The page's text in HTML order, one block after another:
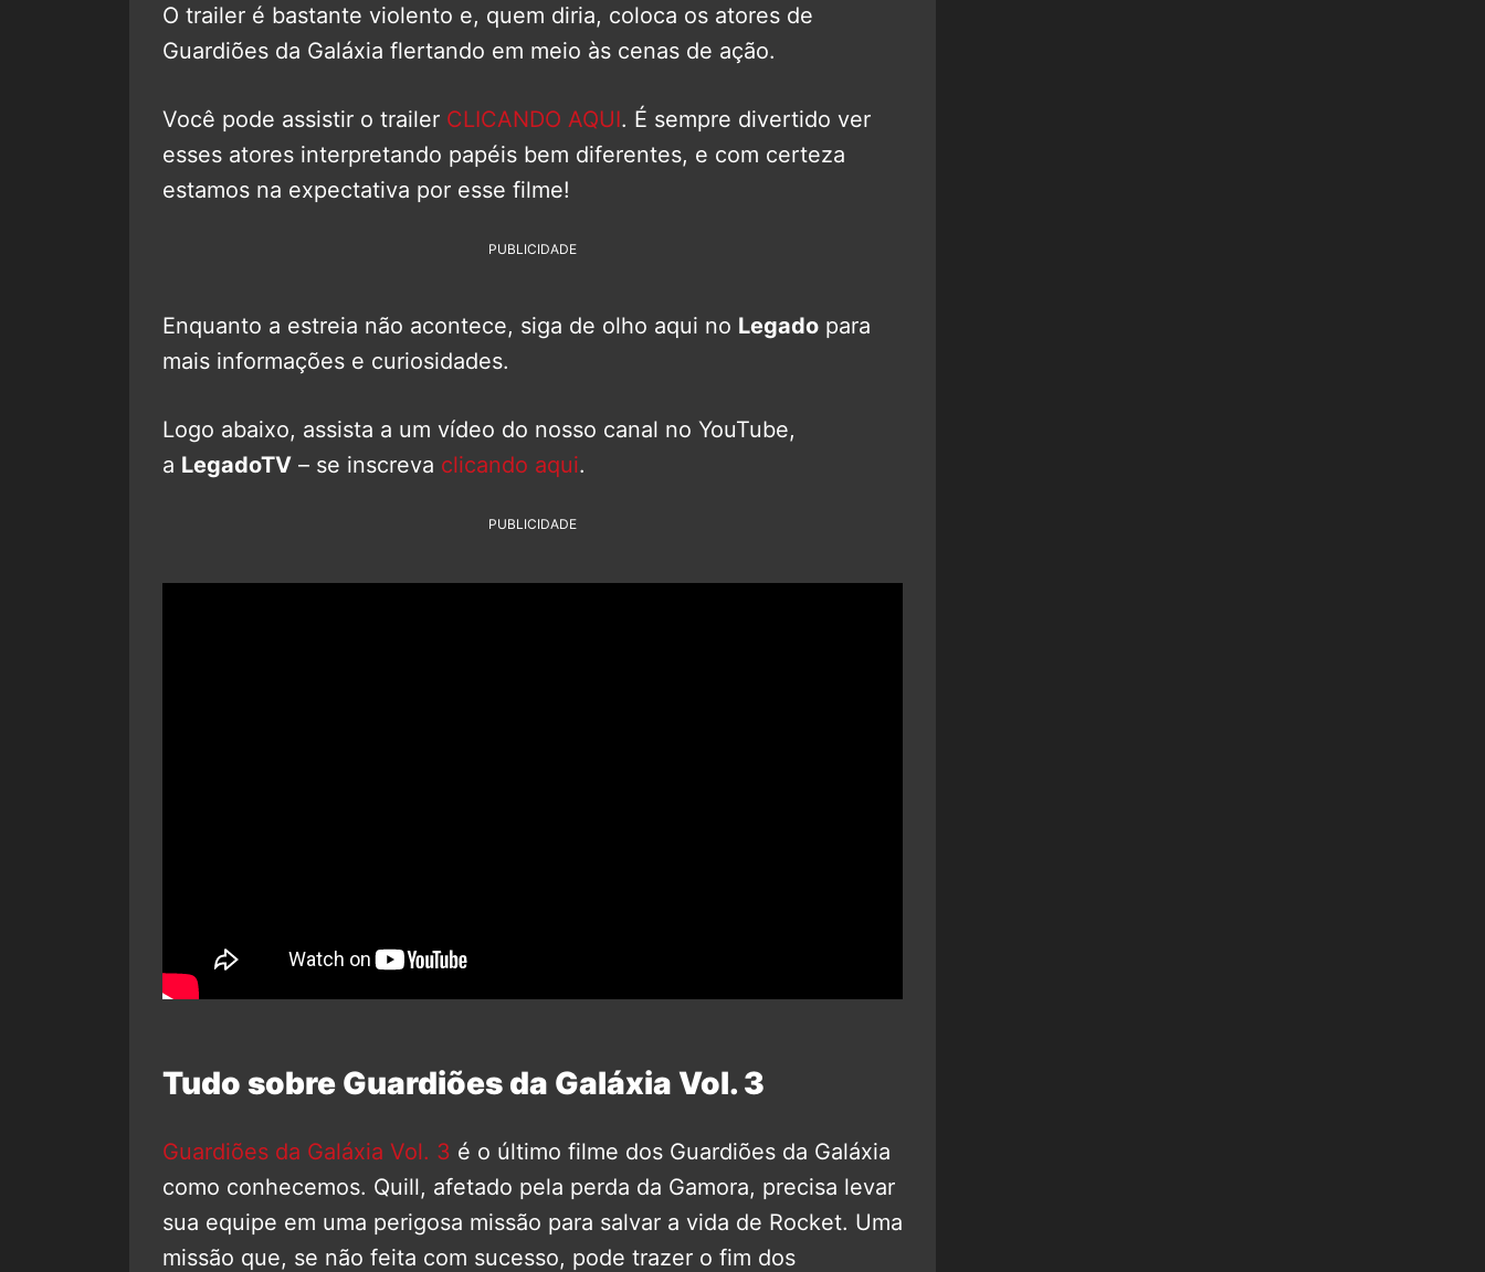
O trailer é bastante violento e, quem diria, coloca os atores de
Guardiões da Galáxia flertando em meio às cenas de ação.
Você pode assistir o trailer CLICANDO AQUI. É sempre divertido ver
esses atores interpretando papéis bem diferentes, e com certeza
estamos na expectativa por esse filme!
PUBLICIDADE
Enquanto a estreia não acontece, siga de olho aqui no Legado para
mais informações e curiosidades.
Logo abaixo, assista a um vídeo do nosso canal no YouTube,
a LegadoTV – se inscreva clicando aqui.
PUBLICIDADE
Tudo sobre Guardiões da Galáxia Vol. 3
Guardiões da Galáxia Vol. 3 é o último filme dos Guardiões da Galáxia
como conhecemos. Quill, afetado pela perda da Gamora, precisa levar
sua equipe em uma perigosa missão para salvar a vida de Rocket. Uma
missão que, se não feita com sucesso, pode trazer o fim dos